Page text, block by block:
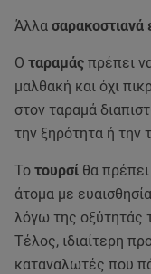
Άλλα σαρακοστιανά
Ο ταραμάς πρέπει
μαλθακή και όχι
στον ταραμά
την ξηρότητα ή την
Το τουρσί θα
άτομα με
λόγω της οξύτητάς
Τέλος, ιδιαίτερη
καταναλωτές που